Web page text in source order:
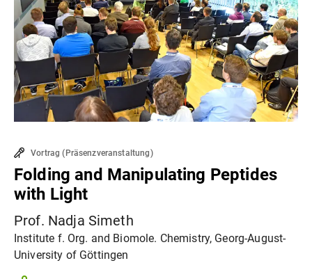
Vortrag (Präsenzveranstaltung)
Folding and Manipulating Peptides
with Light
Prof. Nadja Simeth
Institute f. Org. and Biomole. Chemistry, Georg-August-
University of Göttingen